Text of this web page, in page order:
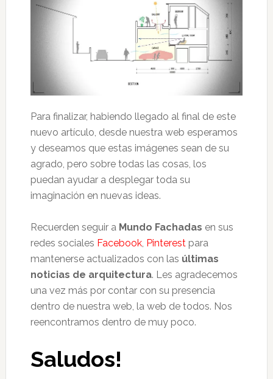
Para finalizar, habiendo llegado al final de este
nuevo artículo, desde nuestra web esperamos
y deseamos que estas imágenes sean de su
agrado, pero sobre todas las cosas, los
puedan ayudar a desplegar toda su
imaginación en nuevas ideas.
Recuerden seguir a Mundo Fachadas en sus
redes sociales Facebook, Pinterestpara
mantenerse actualizados con las últimas
noticias de arquitectura. Les agradecemos
una vez más por contar con su presencia
dentro de nuestra web, la web de todos. Nos
reencontramos dentro de muy poco.
Saludos!